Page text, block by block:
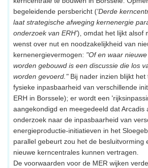
begeleidende persbericht ('Derde
laat strategische afweging kernenergie
onderzoek van ERH'), omdat het lijkt alsof
wenst over nut en noodzakelijkheid van
kernenergievermogen: "Of en waar
worden gebouwd is een discussie die los
worden gevoerd."Bij nader inzien blijkt het
fysieke inpasbaarheid van verschillende
ERH in Borssele); er wordt een
aangekondigd en meegedeeld dat Arcadis
onderzoek naar de inpasbaarheid van
energieproductie-initiatieven in het
parallel gebeurt zou het de besluitvorming
nieuwe kerncentrales kunnen vertragen.
De voorwaarden voor de MER wijken